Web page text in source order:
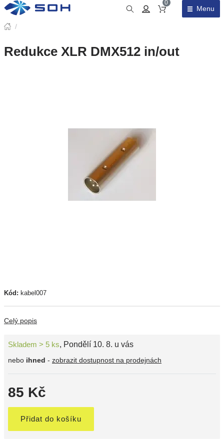
Obsah košíku
0
Menu
/
Redukce XLR DMX512 in/out
Kód: kabel007
Celý popis
Skladem > 5 ks, Pondělí 10. 8. u vás
nebo ihned - zobrazit dostupnost na prodejnách
85 Kč
Přidat do košíku